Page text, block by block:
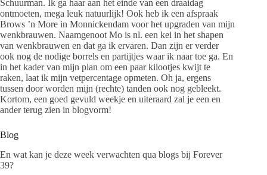
Schuurman. Ik ga haar aan het einde van een draaidag
ontmoeten, mega leuk natuurlijk! Ook heb ik een afspraak
Brows ’n More in Monnickendam voor het upgraden van mijn
wenkbrauwen. Naamgenoot Mo is nl. een kei in het shapen
van wenkbrauwen en dat ga ik ervaren. Dan zijn er verder
ook nog de nodige borrels en partijtjes waar ik naar toe ga. En
in het kader van mijn plan om een paar kilootjes kwijt te
raken, laat ik mijn vetpercentage opmeten. Oh ja, ergens
tussen door worden mijn (rechte) tanden ook nog gebleekt.
Kortom, een goed gevuld weekje en uiteraard zal je een en
ander terug zien in blogvorm!
Blog
En wat kan je deze week verwachten qua blogs bij Forever
39?